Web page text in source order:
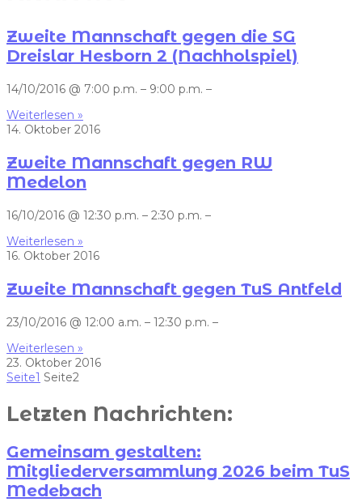
Zweite Mannschaft gegen die SG
Dreislar Hesborn 2 (Nachholspiel)
14/10/2016 @ 7:00 p.m. – 9:00 p.m. –
Weiterlesen »
14. Oktober 2016
Zweite Mannschaft gegen RW
Medelon
16/10/2016 @ 12:30 p.m. – 2:30 p.m. –
Weiterlesen »
16. Oktober 2016
Zweite Mannschaft gegen TuS Antfeld
23/10/2016 @ 12:00 a.m. – 12:30 p.m. –
Weiterlesen »
23. Oktober 2016
Seite1 Seite2
Letzten Nachrichten:
Gemeinsam gestalten:
Mitgliederversammlung 2026 beim TuS
Medebach